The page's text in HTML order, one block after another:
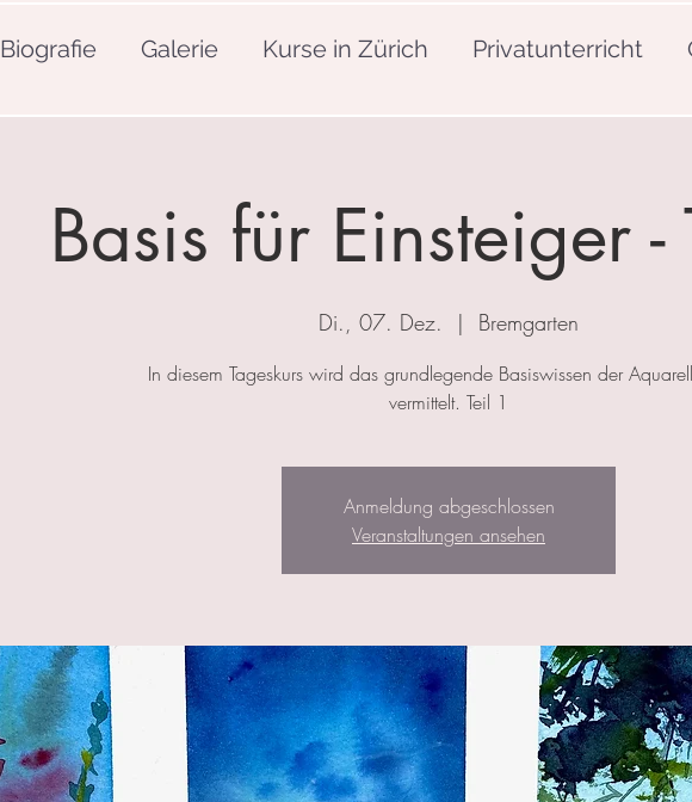
Biografie Galerie Kurse in Zürich Privatunterricht
Basis für Einsteiger -
Di., 07. Dez.
  |
Bremgarten
In diesem Tageskurs wird das grundlegende Basiswissen der
vermittelt. Teil 1
Anmeldung abgeschlossen
Veranstaltungen ansehen